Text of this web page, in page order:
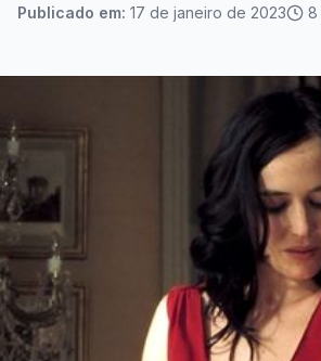
Publicado em: 17 de janeiro de 2023 8